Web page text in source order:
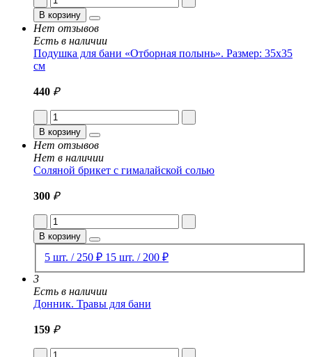
В корзину
Нет отзывов
Есть в наличии
Подушка для бани «Отборная полынь». Размер: 35x35
см
440 ₽
В корзину
Нет отзывов
Нет в наличии
Соляной брикет с гималайской солью
300 ₽
В корзину
5 шт. / 250 ₽ 15 шт. / 200 ₽
3
Есть в наличии
Донник. Травы для бани
159 ₽